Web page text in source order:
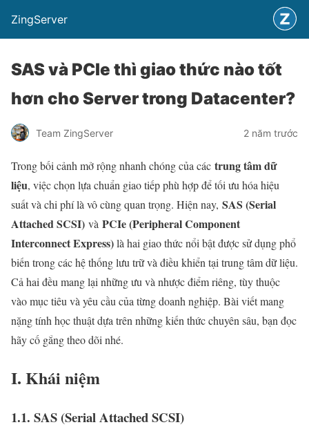
ZingServer
SAS và PCIe thì giao thức nào tốt
hơn cho Server trong Datacenter?
Team ZingServer 2 năm trước
Trong bối cảnh mở rộng nhanh chóng của các trung tâm dữ
liệu, việc chọn lựa chuẩn giao tiếp phù hợp để tối ưu hóa hiệu
suất và chi phí là vô cùng quan trọng. Hiện nay, SAS (Serial
Attached SCSI) và PCIe (Peripheral Component
Interconnect Express)là hai giao thức nổi bật được sử dụng phổ
biến trong các hệ thống lưu trữ và điều khiển tại trung tâm dữ liệu.
Cả hai đều mang lại những ưu và nhược điểm riêng, tùy thuộc
vào mục tiêu và yêu cầu của từng doanh nghiệp. Bài viết mang
nặng tính học thuật dựa trên những kiến thức chuyên sâu, bạn đọc
hãy cố gắng theo dõi nhé.
I. Khái niệm
1.1. SAS (Serial Attached SCSI)